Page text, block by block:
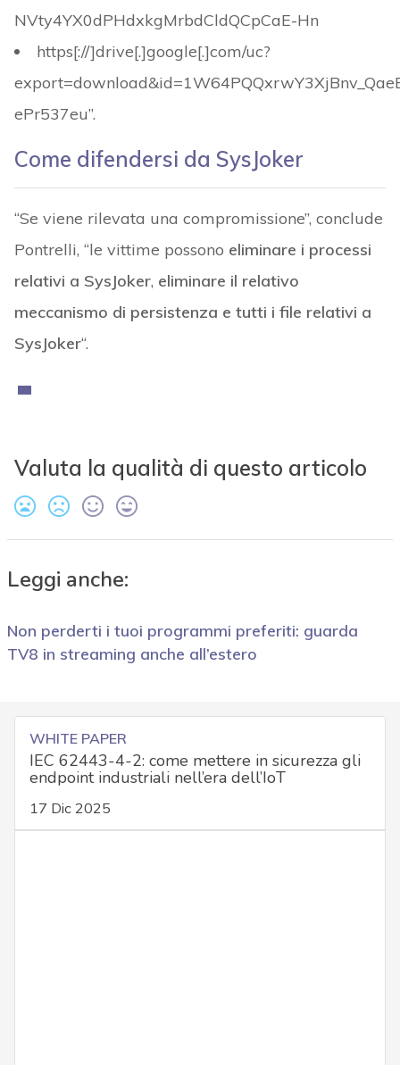
NVty4YX0dPHdxkgMrbdCldQCpCaE-Hn
https[://]drive[.]google[.]com/uc?
ePr537eu”.
Come difendersi da SysJoker
“Se viene rilevata una compromissione”, conclude
Pontrelli, “le vittime possono eliminare i processi
relativi a SysJoker, eliminare il relativo
meccanismo di persistenza e tutti i file relativi a
SysJoker“.
Valuta la qualità di questo articolo
Leggi anche:
Non perderti i tuoi programmi preferiti: guarda
TV8 in streaming anche all’estero
WHITE PAPER
IEC 62443-4-2: come mettere in sicurezza gli
endpoint industriali nell’era dell’IoT
17 Dic 2025